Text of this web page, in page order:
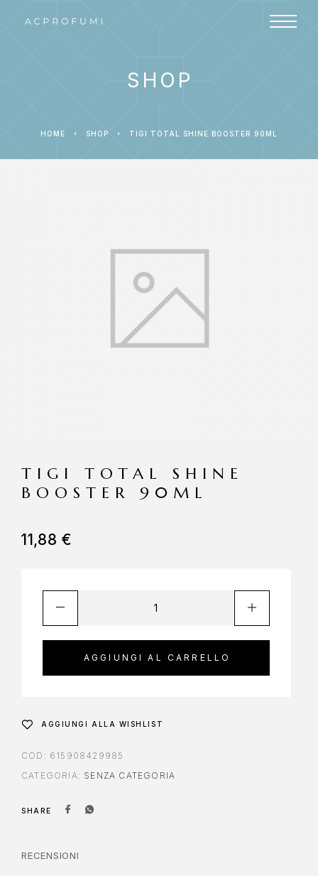
SHOP
HOME SHOP TIGI TOTAL SHINE BOOSTER 90ML
TIGI TOTAL SHINE
BOOSTER 90ML
11,88 €
AGGIUNGI AL CARRELLO
AGGIUNGI ALLA WISHLIST
COD: 615908429985
CATEGORIA: SENZA CATEGORIA
SHARE
RECENSIONI